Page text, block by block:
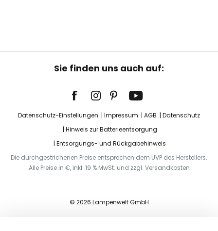
Sie finden uns auch auf:
Datenschutz-Einstellungen Impressum AGB
Datenschutz
Hinweis zur Batterieentsorgung
Entsorgungs- und Rückgabehinweis
Die durchgestrichenen Preise entsprechen dem UVP des Herstellers.
Alle Preise in €, inkl. 19 % MwSt. und zzgl. Versandkosten
© 2026 Lampenwelt GmbH